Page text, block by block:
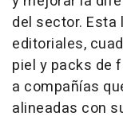
del sector.
editoriales,
piel y packs de
a compañías
alineadas con